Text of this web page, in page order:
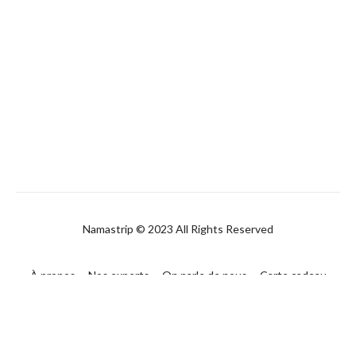
Namastrip © 2023 All Rights Reserved
À propos Nos experts On parle de nous
Carte cadeau